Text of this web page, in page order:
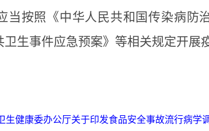
当按照《中华人民共和国传染病防
生事件应急预案》等相关规定开展
生健康委办公厅关于印发食品安全事故流行病学